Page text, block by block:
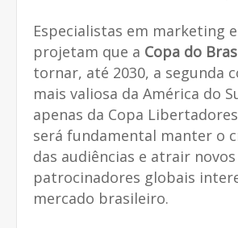
Especialistas em marketing
projetam que a Copa do
tornar, até 2030, a segunda
mais valiosa da América do
apenas da Copa
será fundamental manter o
das audiências e atrair novos
patrocinadores globais
mercado brasileiro.